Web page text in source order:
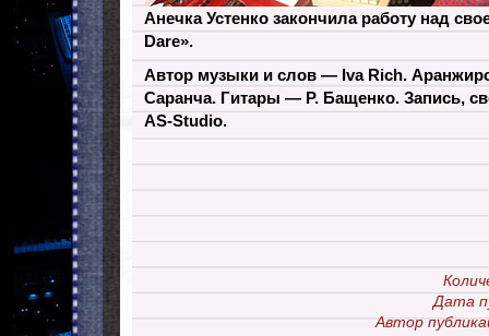
Анечка Устенко закончила работу над
Dare».
Автор музыки и слов — Iva Rich.
Саранча. Гитары — Р. Бащенко. Запись,
AS-Studio.
Дата
Автор